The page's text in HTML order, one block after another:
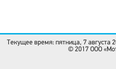
Текущее время: пятница, 7 августа
© 2017 OOO